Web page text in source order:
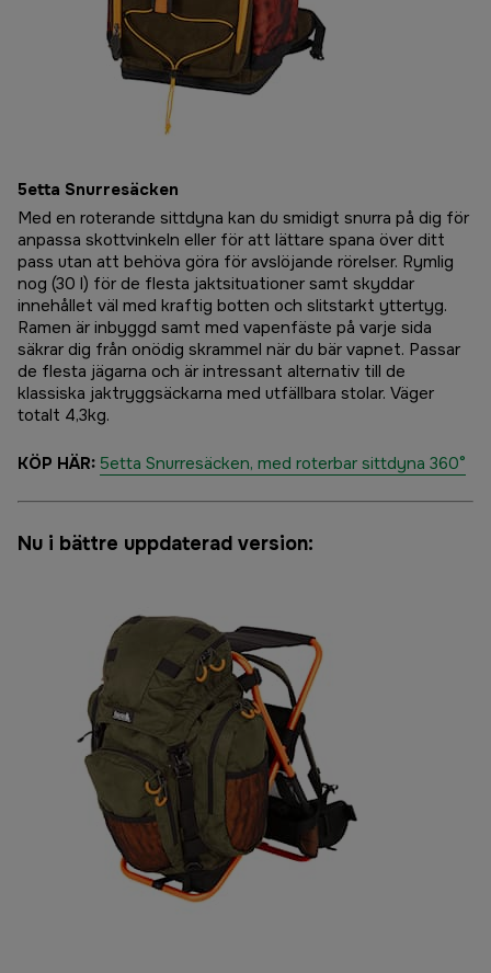
5etta Snurresäcken
Med en roterande sittdyna kan du smidigt snurra på dig för
anpassa skottvinkeln eller för att lättare spana över ditt
pass utan att behöva göra för avslöjande rörelser. Rymlig
nog (30 l) för de flesta jaktsituationer samt skyddar
innehållet väl med kraftig botten och slitstarkt yttertyg.
Ramen är inbyggd samt med vapenfäste på varje sida
säkrar dig från onödig skrammel när du bär vapnet. Passar
de flesta jägarna och är intressant alternativ till de
klassiska jaktryggsäckarna med utfällbara stolar. Väger
totalt 4,3kg.
KÖP HÄR: 5etta Snurresäcken, med roterbar sittdyna 360°
Nu i bättre uppdaterad version: